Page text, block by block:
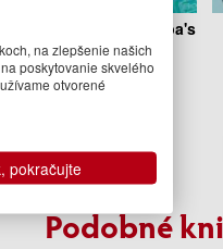
Peppa Pig: Peppa's
Travels
Peppa Pig
9.95 €
Podobné
na zlepšenie našich
poskytovanie skvelého
otvorené
pokračujte